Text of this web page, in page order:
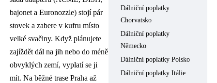
bajonet a Euronozzle) stojí pár
stovek a zabere v kufru místo
velké svačiny. Když plánujete
zajíždět dál na jih nebo do méně
obvyklých zemí, vyplatí se ji
mít. Na běžné trase Praha až
Dálniční poplatky
Chorvatsko
Dálniční poplatky
Německo
Dálniční poplatky Polsko
Dálniční poplatky Itálie